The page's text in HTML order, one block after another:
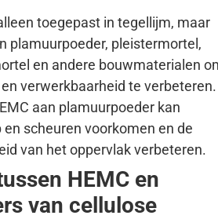
toegepast in tegellijm, maar
plamuurpoeder, pleistermortel,
en andere bouwmaterialen
verwerkbaarheid te verbeteren.
aan plamuurpoeder kan
scheuren voorkomen en de
van het oppervlak verbeteren.
HEMC en
van cellulose